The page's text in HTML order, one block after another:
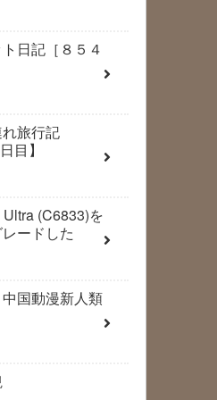
日記［８５４
旅行記
目】
(C6833)を
ードした
中国動漫新人類